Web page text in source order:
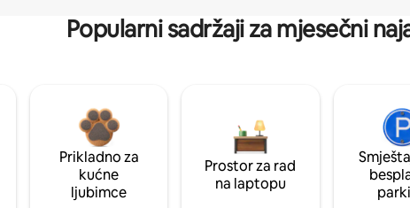
Popularni sadržaji za mjesečni
Prikladno za
kućne
ljubimce
Prostor za rad
na laptopu